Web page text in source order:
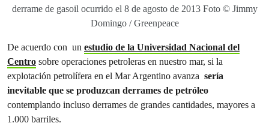
derrame de gasoil ocurrido el 8 de agosto de 2013 Foto © Jimmy
Domingo / Greenpeace
De acuerdo con un estudio de la Universidad Nacional del
Centro sobre operaciones petroleras en nuestro mar, si la
explotación petrolífera en el Mar Argentino avanza sería
inevitable que se produzcan derrames de petróleo
contemplando incluso derrames de grandes cantidades, mayores a
1.000 barriles.